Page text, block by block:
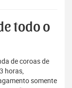
todo o
de coroas de
horas,
somente